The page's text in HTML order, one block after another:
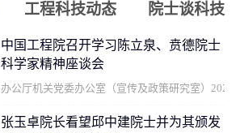
工程科技动态 院士谈科技
中国工程院召开学习陈立泉、贲德院士
科学家精神座谈会
办公厅机关党委办公室（宣传及政策研究室）
张玉卓院长看望邱中建院士并为其颁发